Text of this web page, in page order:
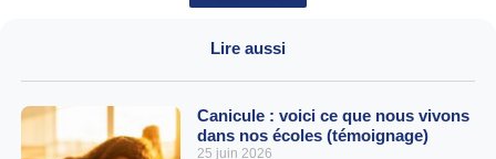
Lire aussi
Canicule : voici ce que nous vivons
dans nos écoles (témoignage)
25 juin 2026